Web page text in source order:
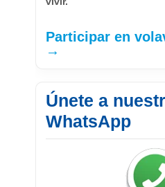
Participar en
→
Únete a
WhatsApp